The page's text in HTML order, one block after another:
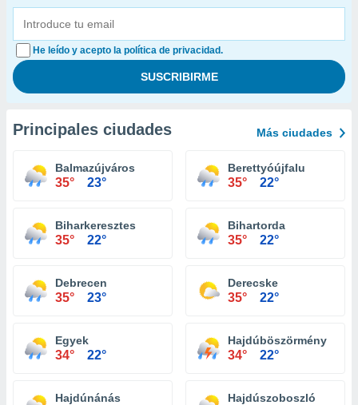
He leído y acepto la política de privacidad.
Principales ciudades Más ciudades
Balmazújváros
35° 23°
Berettyóújfalu
35° 22°
Biharkeresztes
35° 22°
Bihartorda
35° 22°
Debrecen
35° 23°
Derecske
35° 22°
Egyek
34° 22°
Hajdúböszörmény
34° 22°
Hajdúnánás Hajdúszoboszló